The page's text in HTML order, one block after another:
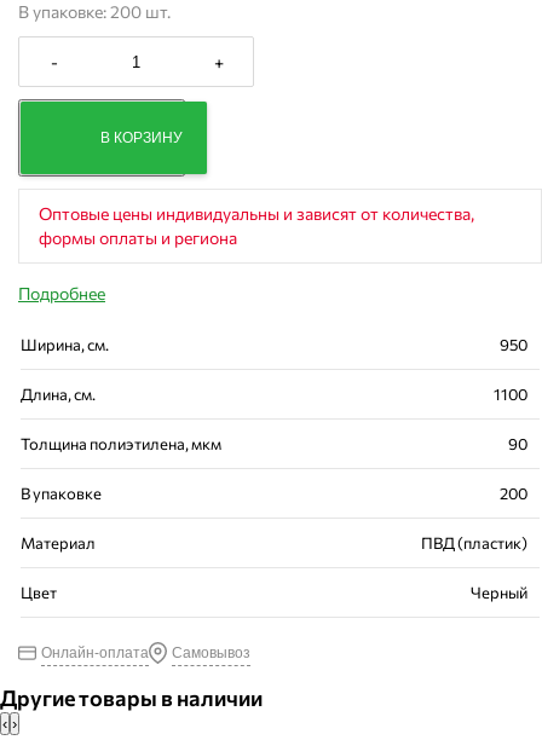
- +
В КОРЗИНУ
В упаковке: 200 шт.
Оптовые цены индивидуальны и зависят от количества,
формы оплаты и региона
Подробнее
Ширина, см. 950
Длина, см. 1100
Толщина полиэтилена, мкм 90
В упаковке 200
Материал ПВД (пластик)
Цвет Черный
Онлайн-оплата Самовывоз
Другие товары в наличии
‹ ›